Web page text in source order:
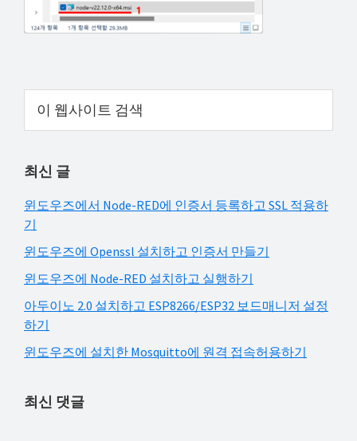
것
여
해
결
셔
요!
Primary
Sidebar
트
색
최신 글
윈도우즈에서 Node-RED에 인증서 등록하고 SSL 적용하
기
윈도우즈에 Openssl 설치하고 인증서 만들기
윈도우즈에 Node-RED 설치하고 실행하기
아두이노 2.0 설치하고 ESP8266/ESP32 보드매니저 설정
하기
윈도우즈에 설치한 Mosquitto에 원격 접속허용하기
최신 댓글